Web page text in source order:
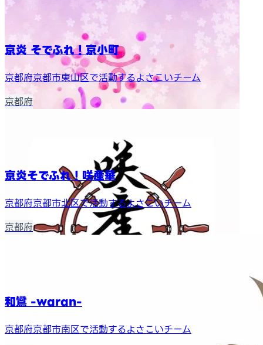
京炎 そでふれ！京小町
京都府京都市東山区で活動するよさこいチーム
京都府
京炎そでふれ！咲産華
京都府京都市北区で活動するよさこいチーム
京都府
和鸞 -waran-
京都府京都市南区で活動するよさこいチーム